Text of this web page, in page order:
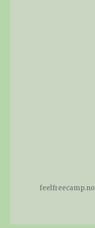
feelfreecamp.no